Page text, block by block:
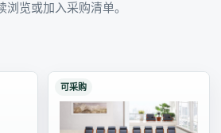
览或加入采购清单。
可采购